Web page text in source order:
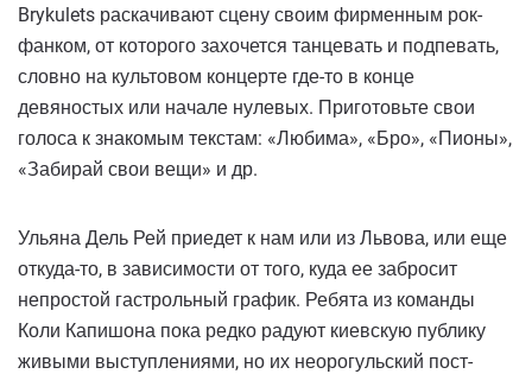
Brykulets раскачивают сцену своим фирменным рок-
фанком, от которого захочется танцевать и подпевать,
словно на культовом концерте где-то в конце
девяностых или начале нулевых. Приготовьте свои
голоса к знакомым текстам: «Любима», «Бро», «Пионы»,
«Забирай свои вещи» и др.
Ульяна Дель Рей приедет к нам или из Львова, или еще
откуда-то, в зависимости от того, куда ее забросит
непростой гастрольный график. Ребята из команды
Коли Капишона пока редко радуют киевскую публику
живыми выступлениями, но их неорогульский пост-